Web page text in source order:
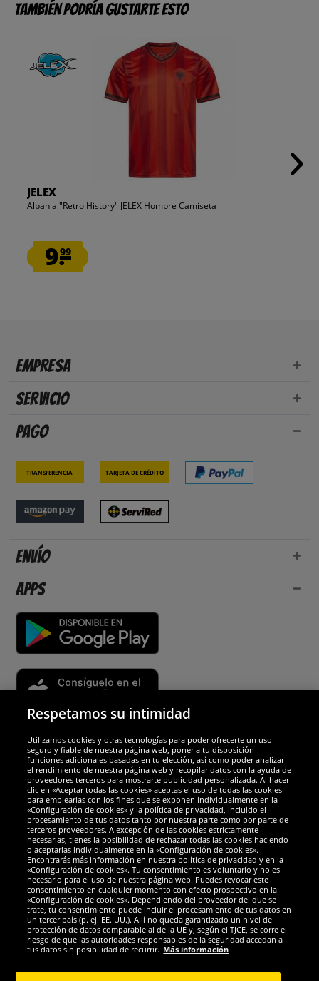
También podría gustarte esto
JELEX
Albania "Retro History" JELEX Hombre Camiseta
9.99
Empresa
Servicio
Pago
Transferencia Tarjeta de crédito
Envío
Apps
Socios y seguridad
Galardones
Redes sociales
Respetamos su intimidad
Utilizamos cookies y otras tecnologías para poder ofrecerte un uso
seguro y fiable de nuestra página web, poner a tu disposición
funciones adicionales basadas en tu elección, así como poder analizar
el rendimiento de nuestra página web y recopilar datos con la ayuda de
proveedores terceros para mostrarte publicidad personalizada. Al hacer
clic en «Aceptar todas las cookies» aceptas el uso de todas las cookies
para emplearlas con los fines que se exponen individualmente en la
«Configuración de cookies» y la política de privacidad, incluido el
procesamiento de tus datos tanto por nuestra parte como por parte de
terceros proveedores. A excepción de las cookies estrictamente
necesarias, tienes la posibilidad de rechazar todas las cookies haciendo
o aceptarlas individualmente en la «Configuración de cookies».
Encontrarás más información en nuestra política de privacidad y en la
«Configuración de cookies». Tu consentimiento es voluntario y no es
necesario para el uso de nuestra página web. Puedes revocar este
consentimiento en cualquier momento con efecto prospectivo en la
«Configuración de cookies». Dependiendo del proveedor del que se
trate, tu consentimiento puede incluir el procesamiento de tus datos en
un tercer país (p. ej. EE. UU.). Allí no queda garantizado un nivel de
protección de datos comparable al de la UE y, según el TJCE, se corre el
riesgo de que las autoridades responsables de la seguridad accedan a
tus datos sin posibilidad de recurrir. Más información